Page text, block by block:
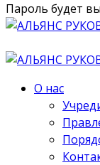
Пароль будет
О нас